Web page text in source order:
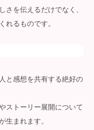
さを伝えるだけでなく、
れるものです。
と感想を共有する絶好の
ストーリー展開について
生まれます。